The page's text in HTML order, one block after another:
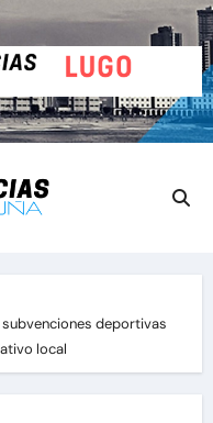
deportivas
local